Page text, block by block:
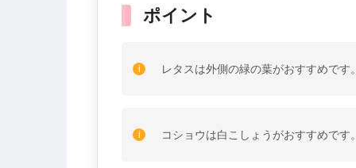
ポイント
レタスは外側の緑の葉がおすすめです
コショウは白こしょうがおすすめです